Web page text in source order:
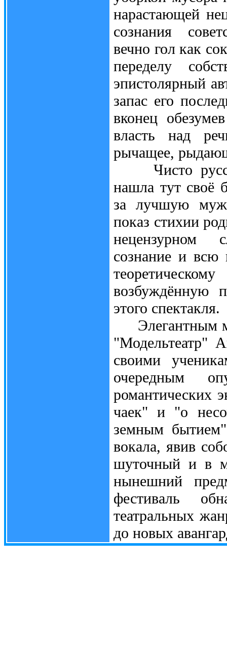
нарастающей
сознания
вечно гол как
переделу
эпистолярный
запас его
вконец
власть над
рычащее,
Чисто
нашла тут своё
за лучшую
показ стихии
нецензурном
сознание и
возбуждённую
этого спектакля.
Элегантным
"Модельтеатр"
своими
очередным
романтических
чаек" и "о
земным
вокала, явив
шуточный и в
нынешний
фестиваль
театральных
до новых